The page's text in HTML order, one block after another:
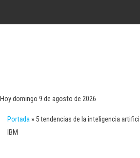
Hoy domingo 9 de agosto de 2026
Portada » 5 tendencias de la inteligencia
IBM